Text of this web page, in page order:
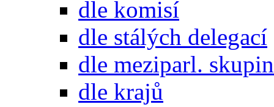
dle komisí
dle stálých delegací
dle meziparl. skupin
dle krajů